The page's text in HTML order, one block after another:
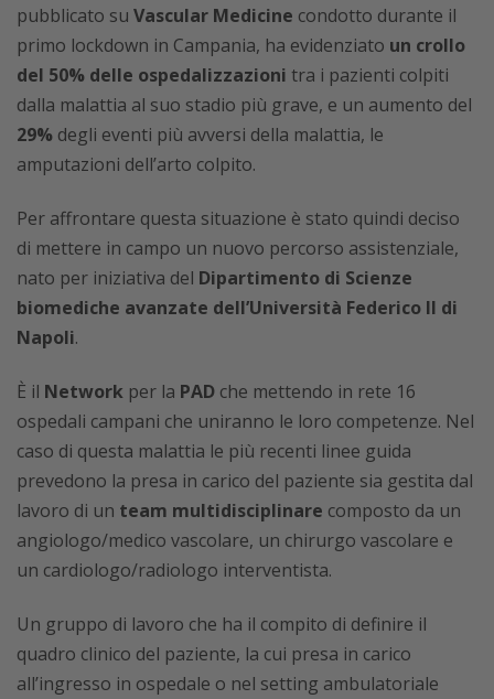
pubblicato su Vascular Medicine condotto durante il
primo lockdown in Campania, ha evidenziato un crollo
del 50% delle ospedalizzazioni tra i pazienti colpiti
dalla malattia al suo stadio più grave, e un aumento del
29% degli eventi più avversi della malattia, le
amputazioni dell’arto colpito.
Per affrontare questa situazione è stato quindi deciso
di mettere in campo un nuovo percorso assistenziale,
nato per iniziativa del Dipartimento di Scienze
biomediche avanzate dell’Università Federico II di
Napoli.
È il Network per la PAD che mettendo in rete 16
ospedali campani che uniranno le loro competenze. Nel
caso di questa malattia le più recenti linee guida
prevedono la presa in carico del paziente sia gestita dal
lavoro di un team multidisciplinare composto da un
angiologo/medico vascolare, un chirurgo vascolare e
un cardiologo/radiologo interventista.
Un gruppo di lavoro che ha il compito di definire il
quadro clinico del paziente, la cui presa in carico
all’ingresso in ospedale o nel setting ambulatoriale